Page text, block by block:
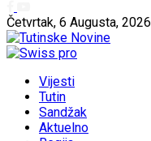
Četvrtak, 6 Augusta, 2026
Vijesti
Tutin
Sandžak
Aktuelno